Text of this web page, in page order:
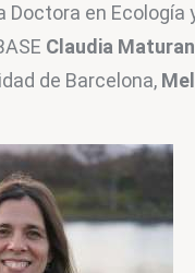
Doctora en
Claudia
de Barcelona,